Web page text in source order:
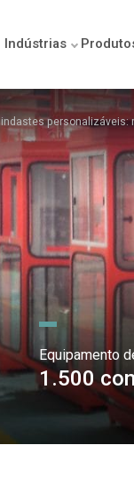
Indústrias
Equipamento
1.500